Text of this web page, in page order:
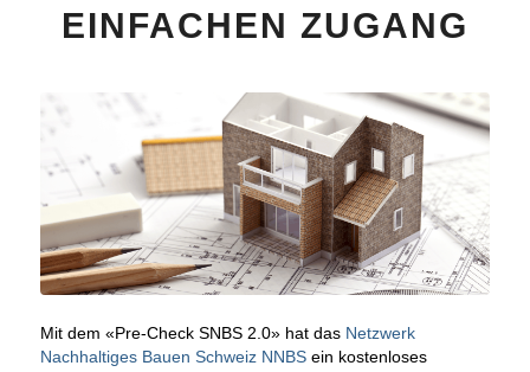
EINFACHEN ZUGANG
Mit dem «Pre-Check SNBS 2.0» hat das Netzwerk
Nachhaltiges Bauen Schweiz NNBSein kostenloses